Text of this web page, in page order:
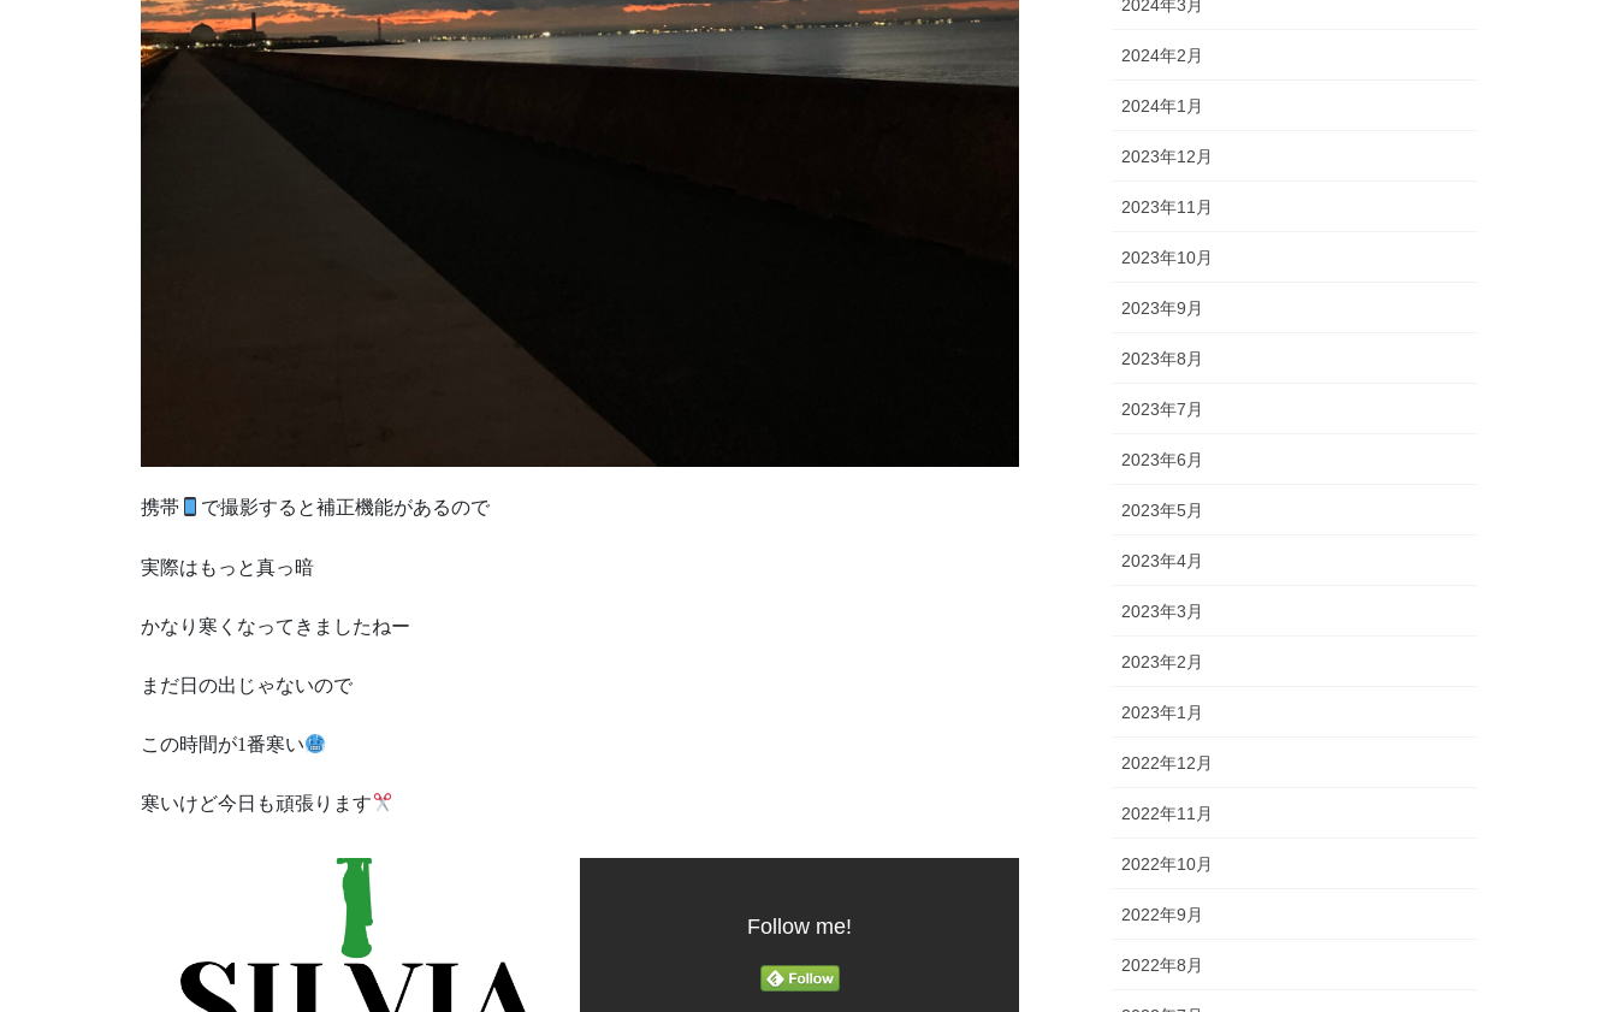
携帯 で撮影すると補正機能があるので
実際はもっと真っ暗
かなり寒くなってきましたねー
まだ日の出じゃないので
この時間が1番寒い
寒いけど今日も頑張ります
Follow me!
2024年3月
2024年2月
2024年1月
2023年12月
2023年11月
2023年10月
2023年9月
2023年8月
2023年7月
2023年6月
2023年5月
2023年4月
2023年3月
2023年2月
2023年1月
2022年12月
2022年11月
2022年10月
2022年9月
2022年8月